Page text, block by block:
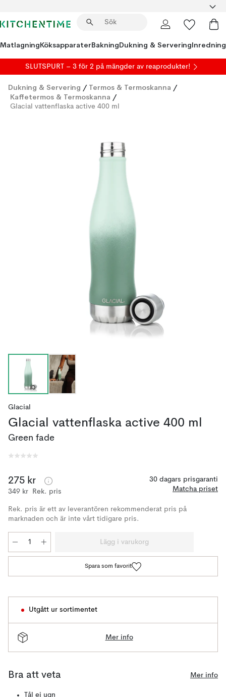
MatlagningKöksapparaterBakningDukning & ServeringInredning
SLUTSPURT – 3 för 2 på mängder av reaprodukter!
Dukning & Servering / Termos & Termoskanna /
Kaffetermos & Termoskanna /
Glacial vattenflaska active 400 ml
Glacial
Glacial vattenflaska active 400 ml
Green fade
275 kr
349 kr Rek. pris
30 dagars prisgaranti
Matcha priset
Rek. pris är ett av leverantören rekommenderat pris på
marknaden och är inte vårt tidigare pris.
Lägg i varukorg
Spara som favorit
Utgått ur sortimentet
Mer info
Bra att veta Mer info
Tål ej ugn